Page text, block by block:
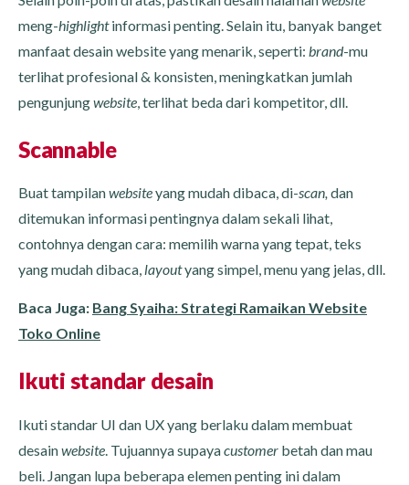
meng-highlightinformasi penting. Selain itu, banyak banget
manfaat desain website yang menarik, seperti: brand-mu
terlihat profesional & konsisten, meningkatkan jumlah
pengunjungwebsite , terlihat beda dari kompetitor, dll.
Scannable
Buat tampilanwebsiteyang mudah dibaca, di-scan, dan
ditemukan informasi pentingnya dalam sekali lihat,
contohnya dengan cara: memilih warna yang tepat, teks
yang mudah dibaca, layoutyang simpel, menu yang jelas, dll.
Baca Juga: Bang Syaiha: Strategi Ramaikan Website
Toko Online
Ikuti standar desain
Ikuti standar UI dan UX yang berlaku dalam membuat
desainwebsite . Tujuannya supayacustomer betah dan mau
beli. Jangan lupa beberapa elemen penting ini dalam